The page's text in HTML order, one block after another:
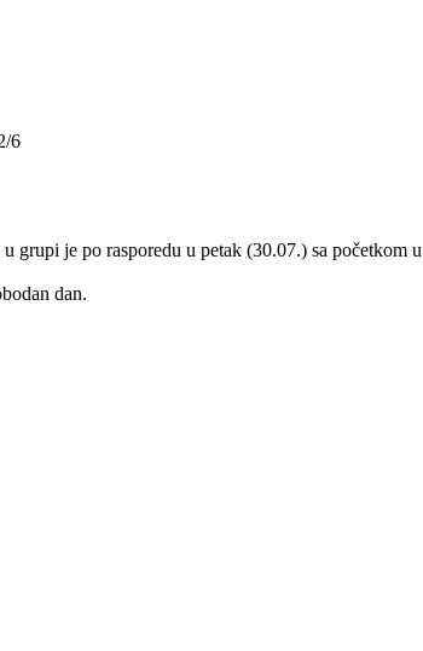
6
grupi je po rasporedu u petak (30.07.) sa
dan.